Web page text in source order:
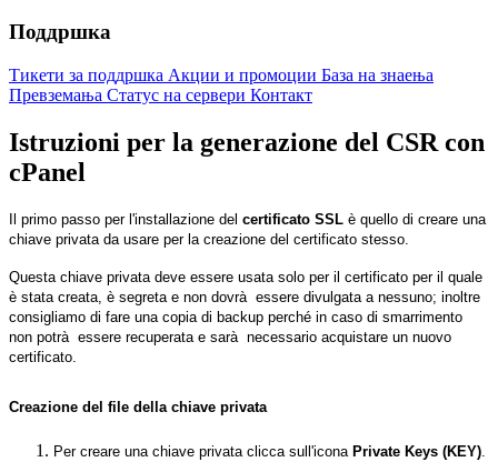
Поддршка
Тикети за поддршка Акции и промоции База на знаења
Превземања Статус на сервери Контакт
Istruzioni per la generazione del CSR con
cPanel
Il primo passo per l'installazione del certificato SSL è quello di creare una
chiave privata da usare per la creazione del certificato stesso.
Questa chiave privata deve essere usata solo per il certificato per il quale
è stata creata, è segreta e non dovrà essere divulgata a nessuno; inoltre
consigliamo di fare una copia di backup perché in caso di smarrimento
non potrà essere recuperata e sarà necessario acquistare un nuovo
certificato.
Creazione del file della chiave privata
Per creare una chiave privata clicca sull'icona Private Keys (KEY).